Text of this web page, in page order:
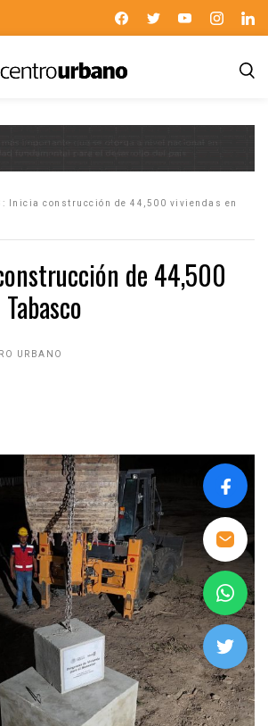
Inicia construcción de 44,500 viviendas en
de 44,500
URBANO